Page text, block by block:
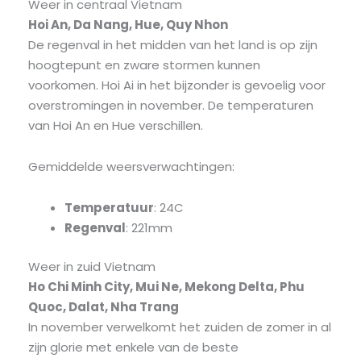
Weer in centraal Vietnam
Hoi An, Da Nang, Hue, Quy Nhon
De regenval in het midden van het land is op zijn
hoogtepunt en zware stormen kunnen
voorkomen. Hoi Ai in het bijzonder is gevoelig voor
overstromingen in november. De temperaturen
van Hoi An en Hue verschillen.
Gemiddelde weersverwachtingen:
Temperatuur: 24C
Regenval: 221mm
Weer in zuid Vietnam
Ho Chi Minh City, Mui Ne, Mekong Delta, Phu
Quoc, Dalat, Nha Trang
In november verwelkomt het zuiden de zomer in al
zijn glorie met enkele van de beste